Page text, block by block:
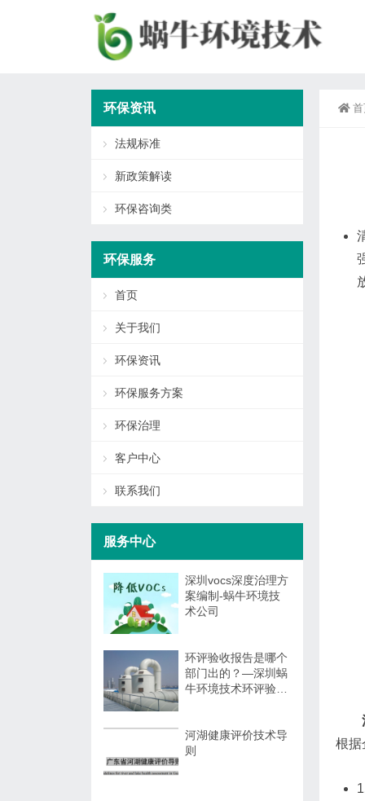
根据
环保资讯
法规标准
新政策解读
环保咨询类
环保服务
首页
关于我们
环保资讯
环保服务方案
环保治理
客户中心
联系我们
服务中心
深圳vocs深度治理方
案编制-蜗牛环境技
术公司
环评验收报告是哪个
部门出的？—深圳蜗
牛环境技术环评验收
河湖健康评价技术导
则